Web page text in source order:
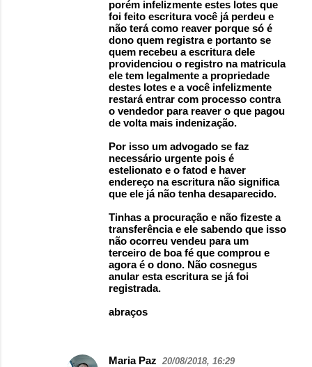
porém infelizmente estes lotes que
foi feito escritura você já perdeu e
não terá como reaver porque só é
dono quem registra e portanto se
quem recebeu a escritura dele
providenciou o registro na matricula
ele tem legalmente a propriedade
destes lotes e a você infelizmente
restará entrar com processo contra
o vendedor para reaver o que pagou
de volta mais indenização.
Por isso um advogado se faz
necessário urgente pois é
estelionato e o fatod e haver
endereço na escritura não significa
que ele já não tenha desaparecido.
Tinhas a procuração e não fizeste a
transferência e ele sabendo que isso
não ocorreu vendeu para um
terceiro de boa fé que comprou e
agora é o dono. Não cosnegus
anular esta escritura se já foi
registrada.
abraços
Maria Paz 20/08/2018, 16:29